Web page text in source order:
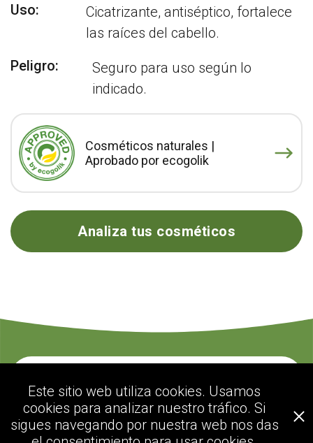
Uso:
Cicatrizante, antiséptico, fortalece
las raíces del cabello.
Peligro:
Seguro para uso según lo
indicado.
Cosméticos naturales |
Aprobado por ecogolik
Analiza tus cosméticos
ecogolik.com
Este sitio web utiliza cookies. Usamos
cookies para analizar nuestro tráfico. Si
sigues navegando por nuestra web nos das